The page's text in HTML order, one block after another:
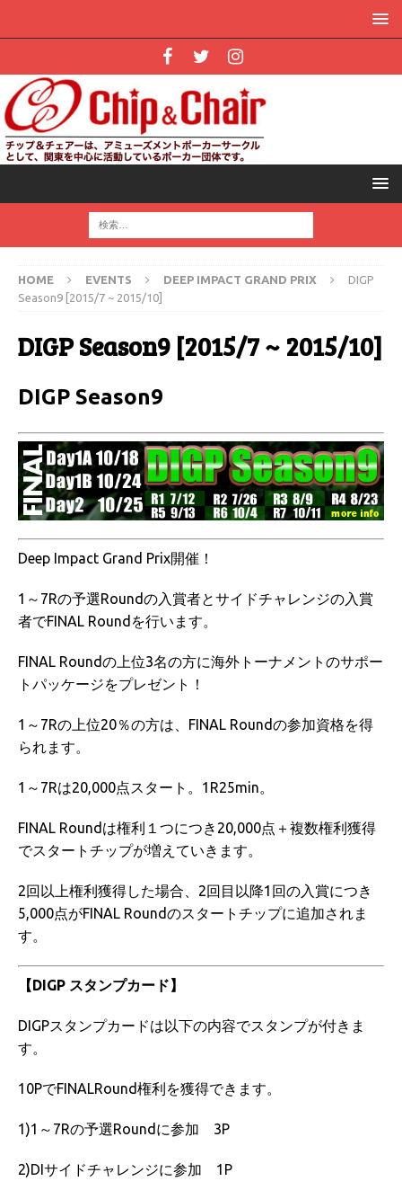
HOME EVENTS DEEP IMPACT GRAND PRIX
DIGP
Season9 [2015/7 ~ 2015/10]
DIGP Season9 [2015/7 ~ 2015/10]
DIGP Season9
Deep Impact Grand Prix開催！
1～7Rの予選Roundの入賞者とサイドチャレンジの入賞
者でFINAL Roundを行います。
FINAL Roundの上位3名の方に海外トーナメントのサポー
トパッケージをプレゼント！
1～7Rの上位20％の方は、FINAL Roundの参加資格を得
られます。
1～7Rは20,000点スタート。1R25min。
FINAL Roundは権利１つにつき20,000点＋複数権利獲得
でスタートチップが増えていきます。
2回以上権利獲得した場合、2回目以降1回の入賞につき
5,000点がFINAL Roundのスタートチップに追加されま
す。
【DIGP スタンプカード】
DIGPスタンプカードは以下の内容でスタンプが付きま
す。
10PでFINALRound権利を獲得できます。
1)1～7Rの予選Roundに参加 3P
2)DIサイドチャレンジに参加 1P